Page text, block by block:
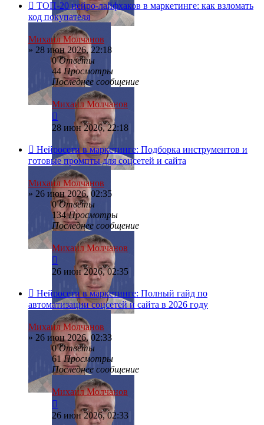
ТОП-20 нейро-лайфхаков в маркетинге: как взломать
код покупателя
Михаил Молчанов
» 28 июн 2026, 22:18
0Ответы
44Просмотры
Последнее сообщение
Михаил Молчанов
28 июн 2026, 22:18
Нейросети в маркетинге: Подборка инструментов и
готовые промпты для соцсетей и сайта
Михаил Молчанов
» 26 июн 2026, 02:35
0Ответы
134Просмотры
Последнее сообщение
Михаил Молчанов
26 июн 2026, 02:35
Нейросети в маркетинге: Полный гайд по
автоматизации соцсетей и сайта в 2026 году
Михаил Молчанов
» 26 июн 2026, 02:33
0Ответы
61Просмотры
Последнее сообщение
Михаил Молчанов
26 июн 2026, 02:33